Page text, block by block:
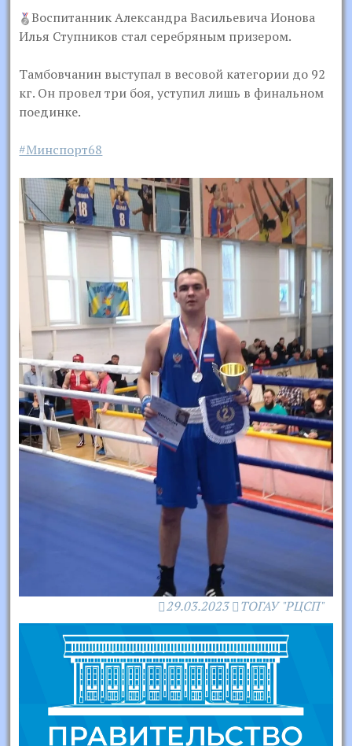
Воспитанник Александра Васильевича Ионова
Илья Ступников стал серебряным призером.
Тамбовчанин выступал в весовой категории до 92
кг. Он провел три боя, уступил лишь в финальном
поединке.
#Минспорт68
29.03.2023 ТОГАУ "РЦСП"